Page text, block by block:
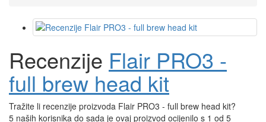
Recenzije Flair PRO3 -
full brew head kit
Tražite li recenzije proizvoda Flair PRO3 - full brew head kit?
5 naših korisnika do sada je ovaj proizvod ocijenilo s 1 od 5